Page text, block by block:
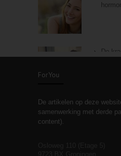
De
relaties
ForYou
De artikelen op deze
samenwerking met derde
content).